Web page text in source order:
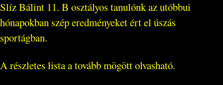
Slíz Bálint 11. B osztályos tanulónk az utóbbui
hónapokban szép eredményeket ért el úszás
sportágban.
A részletes lista a tovább mögött olvasható.